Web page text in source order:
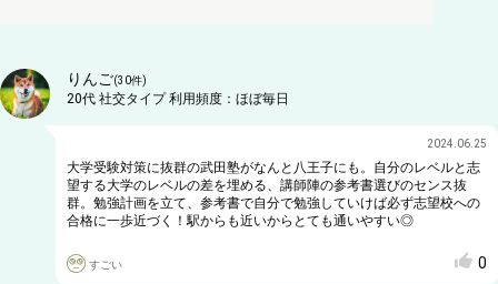
りんご(30件)
20代 社交タイプ利用頻度： ほぼ毎日
2024.06.25
大学受験対策に抜群の武田塾がなんと八王子にも。自分のレベルと志
望する大学のレベルの差を埋める、講師陣の参考書選びのセンス抜
群。勉強計画を立て、参考書で自分で勉強していけば必ず志望校への
合格に一歩近づく！駅からも近いからとても通いやすい◎
すごい 0